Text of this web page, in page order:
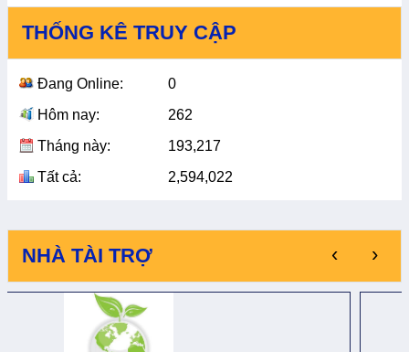
THỐNG KÊ TRUY CẬP
Đang Online:
0
Hôm nay:
262
Tháng này:
193,217
Tất cả:
2,594,022
NHÀ TÀI TRỢ ‹ ›